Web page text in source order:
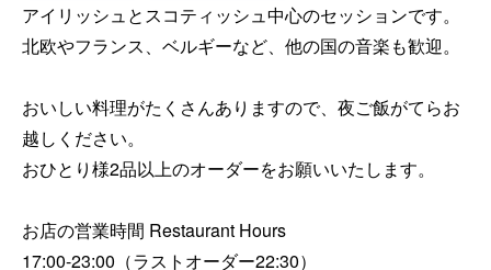
アイリッシュとスコティッシュ中心のセッションです。
北欧やフランス、ベルギーなど、他の国の音楽も歓迎。
おいしい料理がたくさんありますので、夜ご飯がてらお
越しください。
おひとり様2品以上のオーダーをお願いいたします。
お店の営業時間 Restaurant Hours